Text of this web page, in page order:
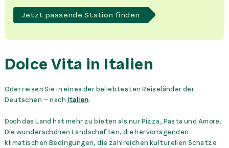
Jetzt passende Station finden
Dolce Vita in Italien
Oder reisen Sie in eines der beliebtesten Reiseländer der
Deutschen – nach Italien.
Doch das Land hat mehr zu bieten als nur Pizza, Pasta und Amore.
Die wunderschönen Landschaften, die hervorragenden
klimatischen Bedingungen, die zahlreichen kulturellen Schätze